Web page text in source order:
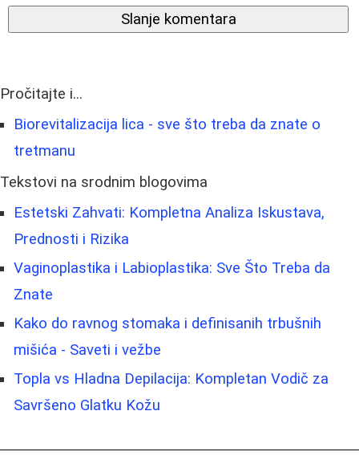
Slanje komentara
Pročitajte i...
Biorevitalizacija lica - sve što treba da znate o
tretmanu
Tekstovi na srodnim blogovima
Estetski Zahvati: Kompletna Analiza Iskustava,
Prednosti i Rizika
Vaginoplastika i Labioplastika: Sve Što Treba da
Znate
Kako do ravnog stomaka i definisanih trbušnih
mišića - Saveti i vežbe
Topla vs Hladna Depilacija: Kompletan Vodič za
Savršeno Glatku Kožu